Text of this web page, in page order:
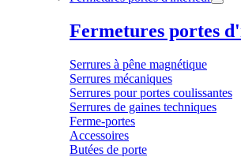
Fermetures portes
Serrures à pêne magnétique
Serrures mécaniques
Serrures pour portes coulissantes
Serrures de gaines techniques
Ferme-portes
Accessoires
Butées de porte